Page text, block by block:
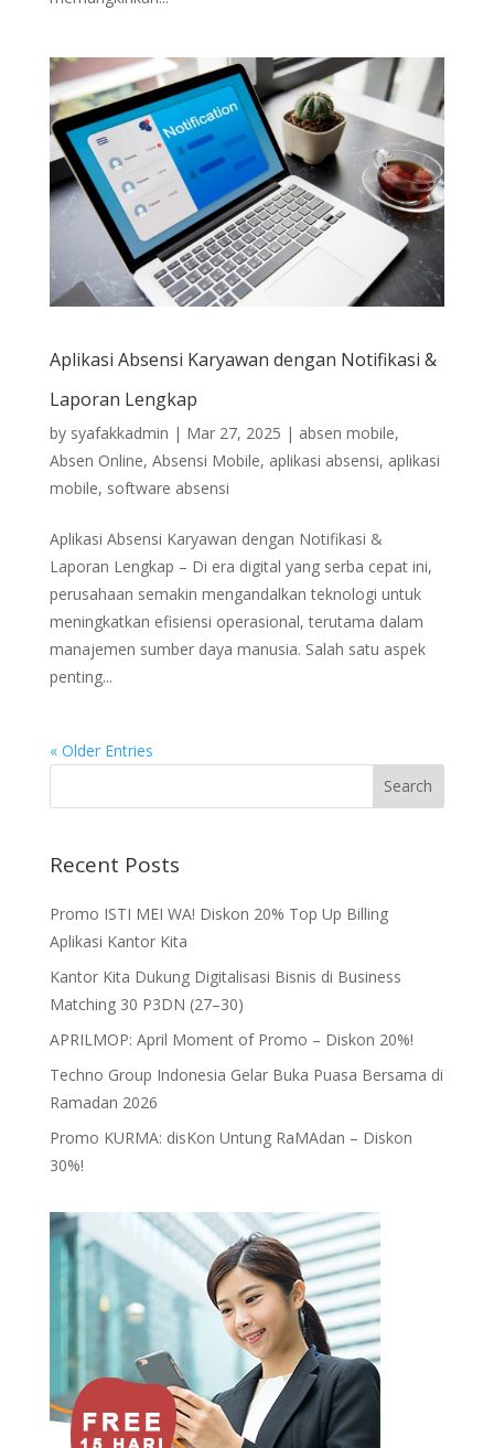
Aplikasi Absensi Karyawan dengan Notifikasi &
Laporan Lengkap
by syafakkadmin | Mar 27, 2025 | absen mobile,
Absen Online, Absensi Mobile, aplikasi absensi, aplikasi
mobile, software absensi
Aplikasi Absensi Karyawan dengan Notifikasi &
Laporan Lengkap – Di era digital yang serba cepat ini,
perusahaan semakin mengandalkan teknologi untuk
meningkatkan efisiensi operasional, terutama dalam
manajemen sumber daya manusia. Salah satu aspek
penting...
« Older Entries
Recent Posts
Promo ISTI MEI WA! Diskon 20% Top Up Billing
Aplikasi Kantor Kita
Kantor Kita Dukung Digitalisasi Bisnis di Business
Matching 30 P3DN (27–30)
APRILMOP: April Moment of Promo – Diskon 20%!
Techno Group Indonesia Gelar Buka Puasa Bersama di
Ramadan 2026
Promo KURMA: disKon Untung RaMAdan – Diskon
30%!